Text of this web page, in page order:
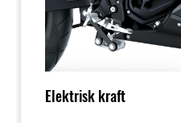
Elektrisk kraft